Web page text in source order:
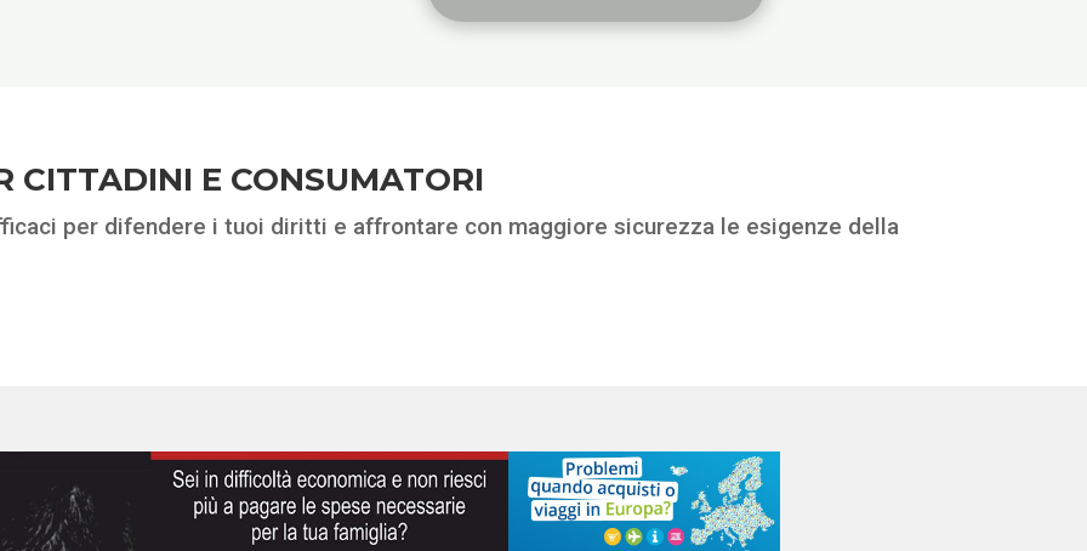
CITTADINI E CONSUMATORI
per difendere i tuoi diritti e affrontare con maggiore sicurezza le esigenze della